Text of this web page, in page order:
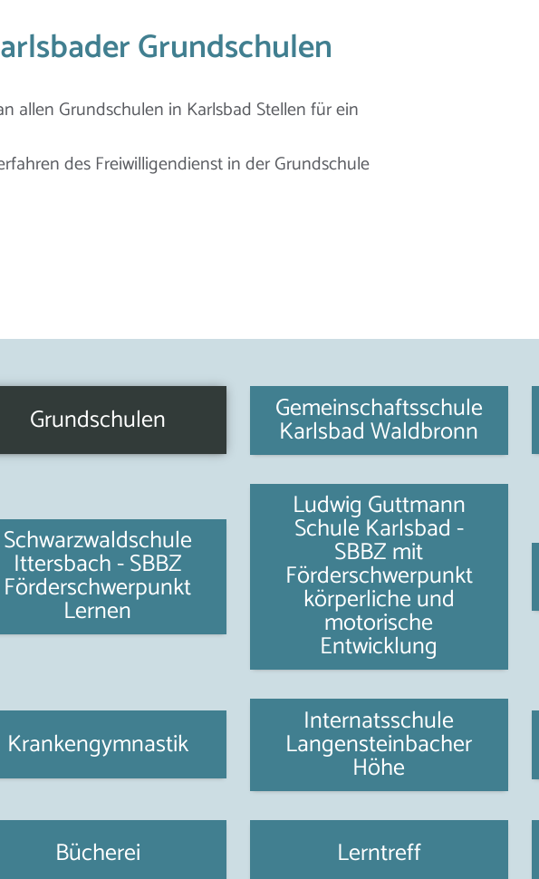
Grundschulen
allen Grundschulen in Karlsbad Stellen für ein
des Freiwilligendienst in der Grundschule
Grundschulen Gemeinschaftsschule
Karlsbad Waldbronn
Schwarzwaldschule
Ittersbach - SBBZ
Förderschwerpunkt
Lernen
Ludwig Guttmann
Schule Karlsbad -
SBBZ mit
Förderschwerpunkt
körperliche und
motorische
Entwicklung
Krankengymnastik
Internatsschule
Langensteinbacher
Höhe
Bücherei Lerntreff